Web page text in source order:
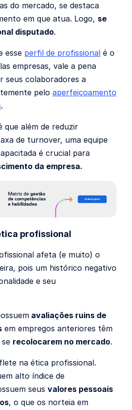
do mercado, se destaca
em que atua. Logo, se
disputado.
esse perfil de profissional é o
empresas, vale a pena
seus colaboradores a
pelo aperfeiçoamento
.
que além de reduzir
de turnover, uma equipe
é crucial para
da empresa.
profissional
afeta (e muito) o
pois um histórico negativo
e seu
avaliações ruins de
em empregos anteriores têm
se recolocarem no mercado.
na ética profissional.
alto índice de
seus valores pessoais
, o que os norteia em